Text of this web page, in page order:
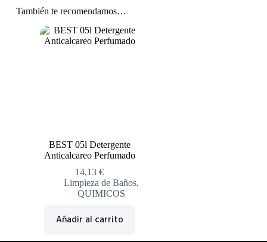
También te recomendamos…
BEST 05l Detergente
Anticalcareo Perfumado
14,13€
Limpieza de Baños,
QUIMICOS
Añadir al carrito